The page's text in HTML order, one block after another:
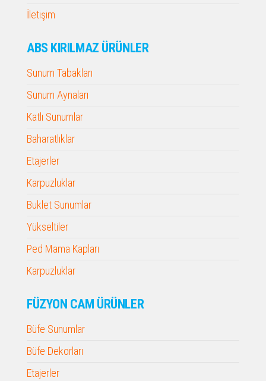
İletişim
ABS KIRILMAZ ÜRÜNLER
Sunum Tabakları
Sunum Aynaları
Katlı Sunumlar
Baharatlıklar
Etajerler
Karpuzluklar
Buklet Sunumlar
Yükseltiler
Ped Mama Kapları
Karpuzluklar
FÜZYON CAM ÜRÜNLER
Büfe Sunumlar
Büfe Dekorları
Etajerler